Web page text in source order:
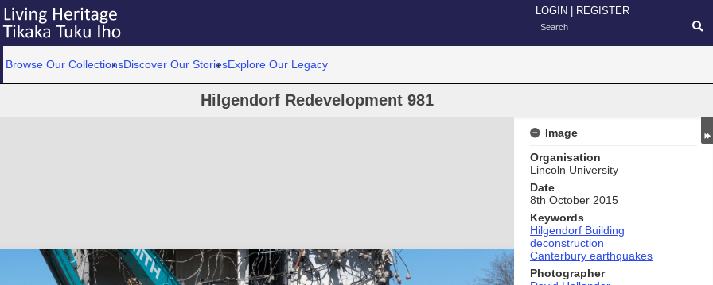
LOGIN REGISTER
Browse Our CollectionsDiscover Our StoriesExplore Our Legacy
Hilgendorf Redevelopment 981
Image
Organisation
Lincoln University
Date
8th October 2015
Keywords
Hilgendorf Building
deconstruction
Canterbury earthquakes
Photographer